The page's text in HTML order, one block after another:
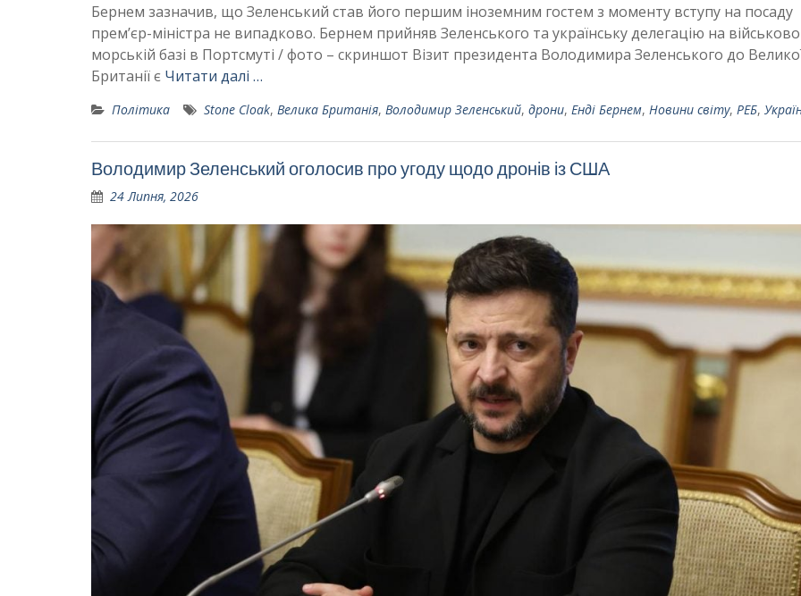
Бернем зазначив, що Зеленський став його першим іноземним гостем з моменту вступу на посаду
прем’єр-міністра не випадково. Бернем прийняв Зеленського та українську делегацію на
морській базі в Портсмуті / фото – скриншот Візит президента Володимира Зеленського до
Британії є Читати далі …
Політика Stone Cloak, Велика Британія, Володимир Зеленський, дрони, Енді Бернем, Новини світу, РЕБ,
Володимир Зеленський оголосив про угоду щодо дронів із США
24 Липня, 2026